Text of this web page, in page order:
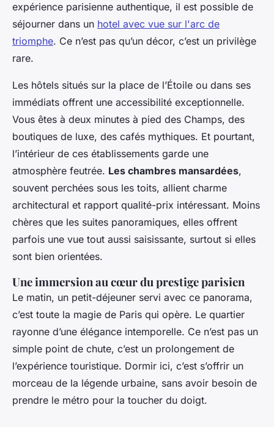
expérience parisienne authentique, il est possible de
séjourner dans un hotel avec vue sur l'arc de
triomphe. Ce n’est pas qu’un décor, c’est un privilège
rare.
Les hôtels situés sur la place de l’Étoile ou dans ses
immédiats offrent une accessibilité exceptionnelle.
Vous êtes à deux minutes à pied des Champs, des
boutiques de luxe, des cafés mythiques. Et pourtant,
l’intérieur de ces établissements garde une
atmosphère feutrée. Les chambres mansardées,
souvent perchées sous les toits, allient charme
architectural et rapport qualité-prix intéressant. Moins
chères que les suites panoramiques, elles offrent
parfois une vue tout aussi saisissante, surtout si elles
sont bien orientées.
Une immersion au cœur du prestige parisien
Le matin, un petit-déjeuner servi avec ce panorama,
c’est toute la magie de Paris qui opère. Le quartier
rayonne d’une élégance intemporelle. Ce n’est pas un
simple point de chute, c’est un prolongement de
l’expérience touristique. Dormir ici, c’est s’offrir un
morceau de la légende urbaine, sans avoir besoin de
prendre le métro pour la toucher du doigt.